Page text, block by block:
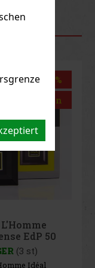
Rabatt: 18%
Aktion
EdP 50
(3 st)
Idéal